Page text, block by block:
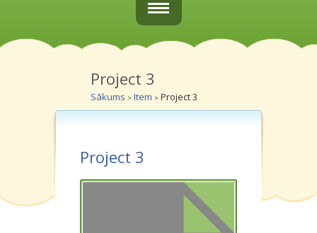
Sākums
Par mums
Vecākiem
Galerijas
Project 3
Sākums > Item > Project 3
Project 3